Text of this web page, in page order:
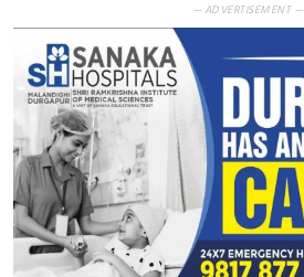
— ADVERTISEMENT —